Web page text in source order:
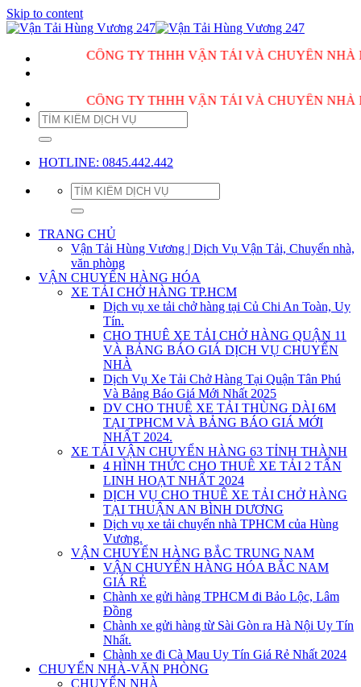
Skip to content
CÔNG TY THHH VẬN TẢI VÀ CHUYỂN NHÀ HÙNG
CÔNG TY THHH VẬN TẢI VÀ CHUYỂN NHÀ HÙNG
HOTLINE: 0845.442.442
TRANG CHỦ
Vận Tải Hùng Vương | Dịch Vụ Vận Tải, Chuyển nhà,
văn phòng
VẬN CHUYỂN HÀNG HÓA
XE TẢI CHỞ HÀNG TP.HCM
Dịch vụ xe tải chở hàng tại Củ Chi An Toàn, Uy
Tín.
CHO THUÊ XE TẢI CHỞ HÀNG QUẬN 11
VÀ BẢNG BÁO GIÁ DỊCH VỤ CHUYỂN
NHÀ
Dịch Vụ Xe Tải Chở Hàng Tại Quận Tân Phú
Và Bảng Báo Giá Mới Nhất 2025
DV CHO THUÊ XE TẢI THÙNG DÀI 6M
TẠI TPHCM VÀ BẢNG BÁO GIÁ MỚI
NHẤT 2024.
XE TẢI VẬN CHUYỂN HÀNG 63 TỈNH THÀNH
4 HÌNH THỨC CHO THUÊ XE TẢI 2 TẤN
LINH HOẠT NHẤT 2024
DỊCH VỤ CHO THUÊ XE TẢI CHỞ HÀNG
TẠI THUẬN AN BÌNH DƯƠNG
Dịch vụ xe tải chuyển nhà TPHCM của Hùng
Vương.
VẬN CHUYỂN HÀNG BẮC TRUNG NAM
VẬN CHUYỂN HÀNG HÓA BẮC NAM
GIÁ RẺ
Chành xe gửi hàng TPHCM đi Bảo Lộc, Lâm
Đồng
Chành xe gửi hàng từ Sài Gòn ra Hà Nội Uy Tín
Nhất.
Chành xe đi Cà Mau Uy Tín Giá Rẻ Nhất 2024
CHUYỂN NHÀ-VĂN PHÒNG
CHUYỂN NHÀ